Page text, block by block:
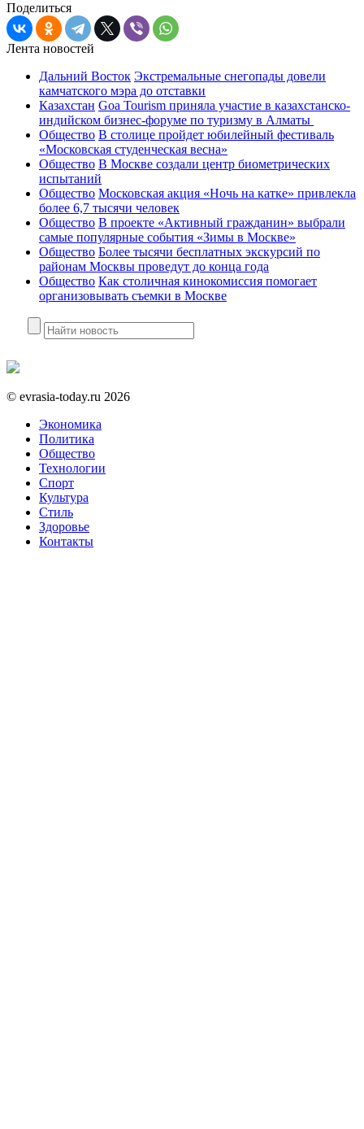
Поделиться
Лента новостей
Дальний Восток Экстремальные снегопады довели
камчатского мэра до отставки
Казахстан Goa Tourism приняла участие в казахстанско-
индийском бизнес-форуме по туризму в Алматы
Общество В столице пройдет юбилейный фестиваль
«Московская студенческая весна»
Общество В Москве создали центр биометрических
испытаний
Общество Московская акция «Ночь на катке» привлекла
более 6,7 тысячи человек
Общество В проекте «Активный гражданин» выбрали
самые популярные события «Зимы в Москве»
Общество Более тысячи бесплатных экскурсий по
районам Москвы проведут до конца года
Общество Как столичная кинокомиссия помогает
организовывать съемки в Москве
© evrasia-today.ru 2026
Экономика
Политика
Общество
Технологии
Спорт
Культура
Стиль
Здоровье
Контакты